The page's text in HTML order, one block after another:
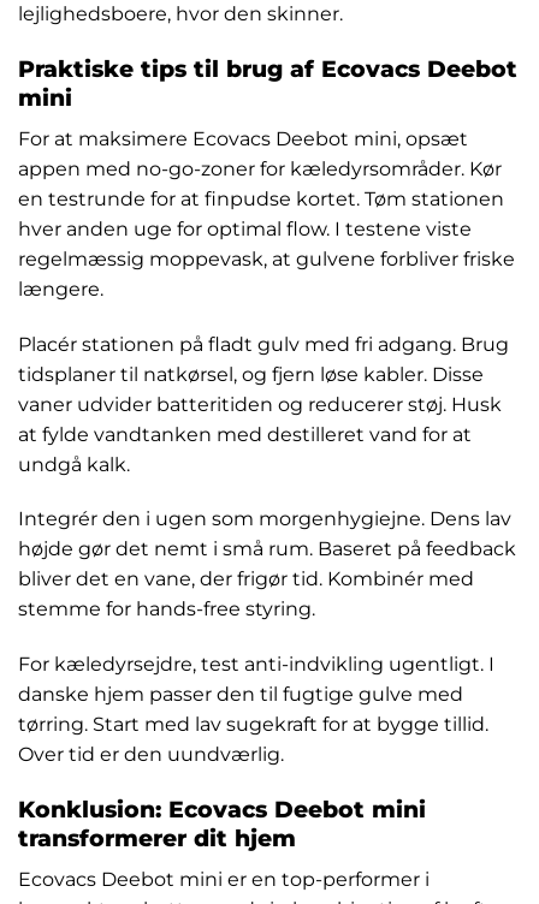
lejlighedsboere, hvor den skinner.
Praktiske tips til brug af Ecovacs Deebot
mini
For at maksimere Ecovacs Deebot mini, opsæt
appen med no-go-zoner for kæledyrsområder. Kør
en testrunde for at finpudse kortet. Tøm stationen
hver anden uge for optimal flow. I testene viste
regelmæssig moppevask, at gulvene forbliver friske
længere.
Placér stationen på fladt gulv med fri adgang. Brug
tidsplaner til natkørsel, og fjern løse kabler. Disse
vaner udvider batteritiden og reducerer støj. Husk
at fylde vandtanken med destilleret vand for at
undgå kalk.
Integrér den i ugen som morgenhygiejne. Dens lav
højde gør det nemt i små rum. Baseret på feedback
bliver det en vane, der frigør tid. Kombinér med
stemme for hands-free styring.
For kæledyrsejdre, test anti-indvikling ugentligt. I
danske hjem passer den til fugtige gulve med
tørring. Start med lav sugekraft for at bygge tillid.
Over tid er den uundværlig.
Konklusion: Ecovacs Deebot mini
transformerer dit hjem
Ecovacs Deebot mini er en top-performer i